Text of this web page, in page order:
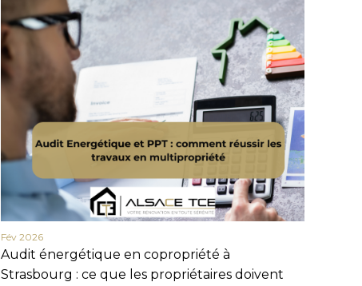
Fév 2026
Audit énergétique en copropriété à
Strasbourg : ce que les propriétaires doivent